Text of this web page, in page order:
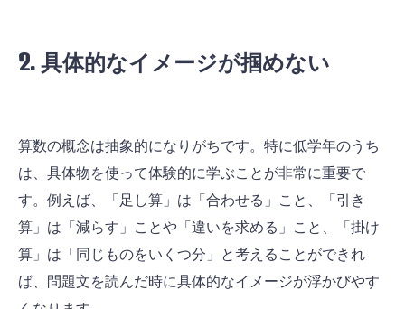
2. 具体的なイメージが掴めない
算数の概念は抽象的になりがちです。特に低学年のうち
は、具体物を使って体験的に学ぶことが非常に重要で
す。例えば、「足し算」は「合わせる」こと、「引き
算」は「減らす」ことや「違いを求める」こと、「掛け
算」は「同じものをいくつ分」と考えることができれ
ば、問題文を読んだ時に具体的なイメージが浮かびやす